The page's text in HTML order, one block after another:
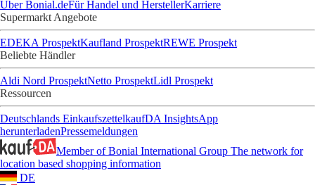
Über Bonial.deFür Handel und HerstellerKarriere
Supermarkt Angebote
EDEKA ProspektKaufland ProspektREWE Prospekt
Beliebte Händler
Aldi Nord ProspektNetto ProspektLidl Prospekt
Ressourcen
Deutschlands EinkaufszettelkaufDA InsightsApp
herunterladenPressemeldungen
Member of Bonial International Group The network for
location based shopping information
DE